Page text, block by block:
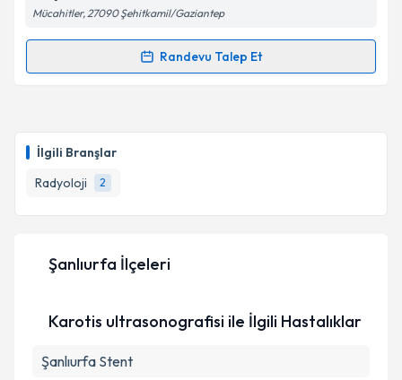
İlgili Branşlar
Radyoloji
2
Metni'ni okudum ve kişisel verilerimin belirtilen
Mücahitler, 27090 Şehitkamil/Gaziantep
Randevu Talep Et
Randevu Takvimi Talebi
takvim hazırlandığında e-posta ile bilgilendireceğiz.
E-posta Adresiniz
kapsamda işlenmesini kabul ediyorum.
Şanlıurfa İlçeleri
Karotis ultrasonografisi ile İlgili Hastalıklar
Şanlıurfa Stent